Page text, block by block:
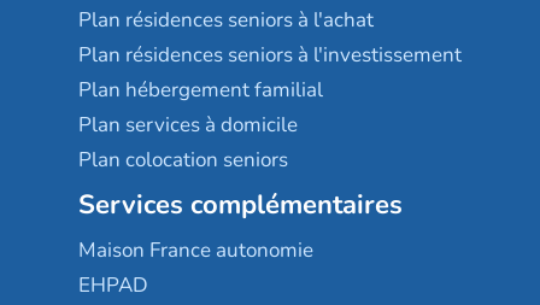
Plan résidences seniors à l'achat
Plan résidences seniors à l'investissement
Plan hébergement familial
Plan services à domicile
Plan colocation seniors
Services complémentaires
Maison France autonomie
EHPAD